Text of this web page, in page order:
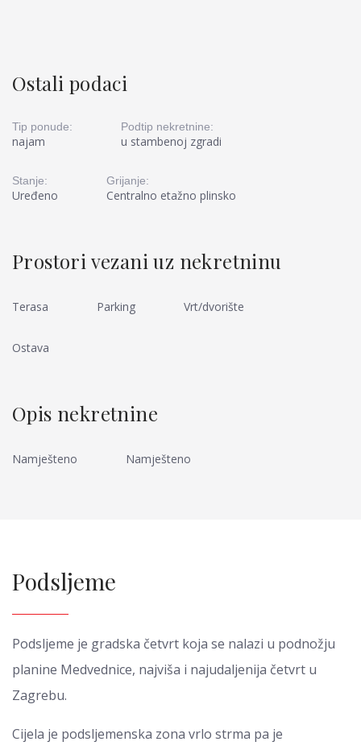
Ostali podaci
Tip ponude:
najam
Podtip nekretnine:
u stambenoj zgradi
Stanje:
Uređeno
Grijanje:
Centralno etažno plinsko
Prostori vezani uz nekretninu
Terasa Parking Vrt/dvorište
Ostava
Opis nekretnine
Namješteno Namješteno
Podsljeme
Podsljeme je gradska četvrt koja se nalazi u podnožju
planine Medvednice, najviša i najudaljenija četvrt u
Zagrebu.
Cijela je podsljemenska zona vrlo strma pa je